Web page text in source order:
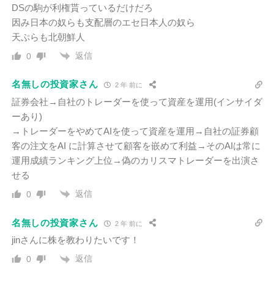
DSの駒が利権貰っているだけだろ
因み日本の奴らも支配層のエセ日本人の奴ら
天ぷらも北朝鮮人
0 返信
名無しの投資家さん 2 年 前に
証券会社→自社のトレーダーを使って資産を運用(インサイダ
ーあり)
→トレーダーをやめてAIを使って資産を運用→自社の証券顧
客の注文をAI に計算させて顧客を嵌めて利益→そのAIは常に
運用成績ランキング上位→偽のカリスマトレーダーを出演さ
せる
0 返信
名無しの投資家さん 2 年 前に
jinさんに株を教わりたいです！
0 返信